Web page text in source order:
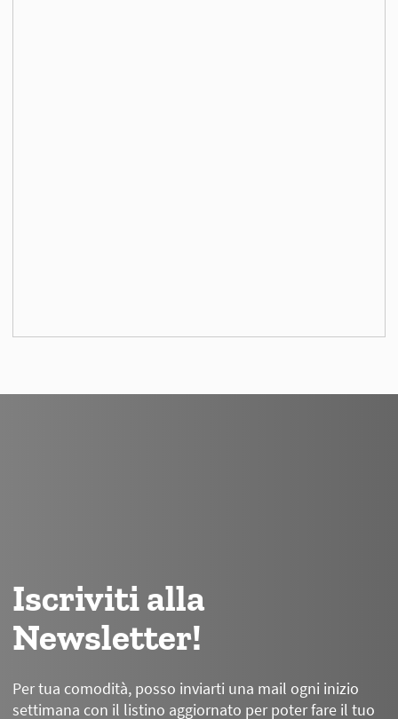
Iscriviti alla
Newsletter!
Per tua comodità, posso inviarti una mail ogni inizio
settimana con il listino aggiornato per poter fare il tuo